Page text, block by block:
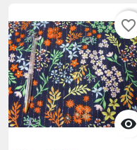

favorite_border